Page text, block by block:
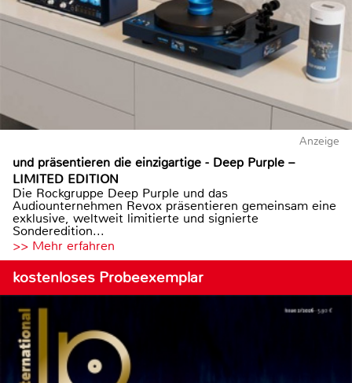
Anzeige
und präsentieren die einzigartige - Deep Purple –
LIMITED EDITION
Die Rockgruppe Deep Purple und das
Audiounternehmen Revox präsentieren gemeinsam eine
exklusive, weltweit limitierte und signierte
Sonderedition...
>> Mehr erfahren
kostenloses Probeexemplar